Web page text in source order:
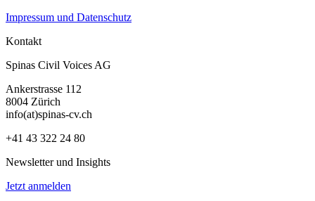
Impressum und Datenschutz
Kontakt
Spinas Civil Voices AG
Ankerstrasse 112
8004 Zürich
info(at)spinas-cv.ch
+41 43 322 24 80
Newsletter und Insights
Jetzt anmelden